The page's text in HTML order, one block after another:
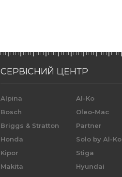
СЕРВІСНИЙ ЦЕНТР
Alpina
Bosch
Briggs & Stratton
Honda
Kipor
Makita
Al-Ko
Oleo-Mac
Partner
Solo by Al-Ko
Stiga
Hyundai